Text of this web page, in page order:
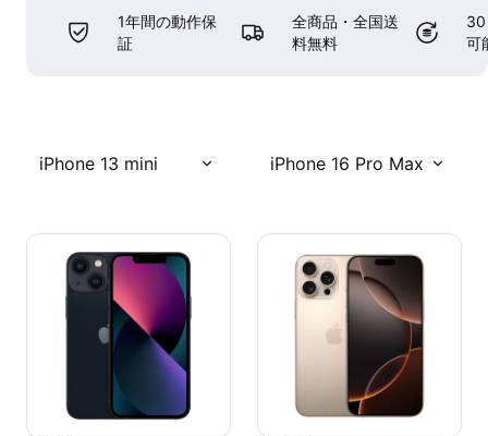
1年間の動作保
証
全商品・全国送
料無料
30
可
iPhone 13 mini iPhone 16 Pro Max